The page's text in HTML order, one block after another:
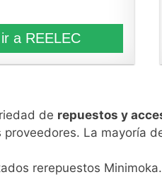
ir a REELEC
de repuestos y
La mayoría
rerepuestos